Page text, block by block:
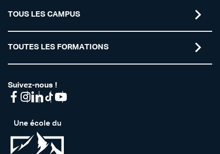
TOUS LES CAMPUS
TOUTES LES FORMATIONS
Suivez-nous !
Une école du